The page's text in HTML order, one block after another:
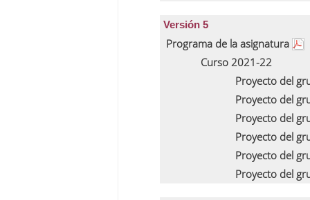
Versión 5
Programa de la asignatura
Curso 2021-22
Proyecto del
Proyecto del
Proyecto del
Proyecto del
Proyecto del
Proyecto del